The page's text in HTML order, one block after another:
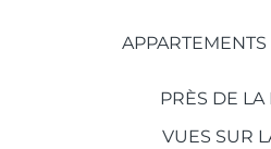
APPARTEMENTS
PRÈS DE LA
VUES SUR